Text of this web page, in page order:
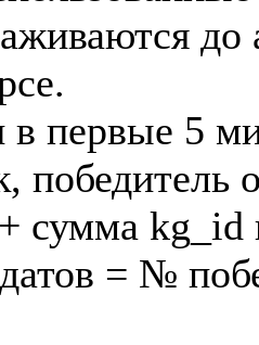
в первые 5
победитель
сумма kg_id
= №